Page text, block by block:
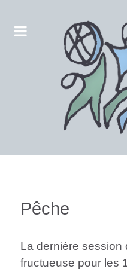
Pêche
La dernière session
fructueuse pour les